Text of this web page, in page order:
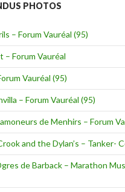
PHOTOS
– Forum Vauréal (95)
– Forum Vauréal
Vauréal (95)
– Forum Vauréal (95)
de Menhirs – Forum
and the Dylan’s – Tanker-
de Barback – Marathon